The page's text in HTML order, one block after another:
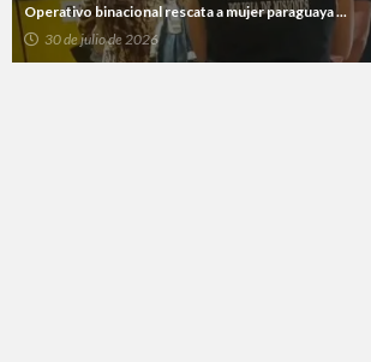
Operativo binacional rescata a mujer paraguaya ...
30 de julio de 2026